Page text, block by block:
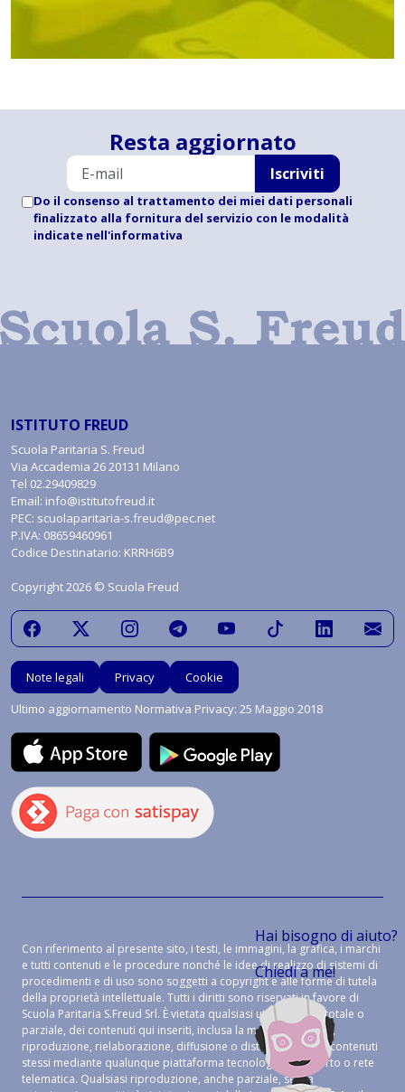
Hai bisogno di aiuto?
Chiedi a me!
Resta aggiornato
Iscriviti
Do il consenso al trattamento dei miei dati personali
finalizzato alla fornitura del servizio con le modalità
indicate nell'informativa
ISTITUTO FREUD
Scuola Paritaria S. Freud
Via Accademia 26 20131 Milano
Tel 02.29409829
Email: info@istitutofreud.it
PEC: scuolaparitaria-s.freud@pec.net
P.IVA: 08659460961
Codice Destinatario: KRRH6B9
Copyright 2026 © Scuola Freud
Note legali Privacy
Cookie
Ultimo aggiornamento Normativa Privacy: 25 Maggio 2018
Con riferimento al presente sito, i testi, le immagini, la grafica, i marchi
e tutti contenuti e le procedure nonché le idee di realizzo di sistemi di
procedimenti e di uso sono soggetti a copyright e alle forme di tutela
della proprietà intellettuale. Tutti i diritti sono riservati in favore di
Scuola Paritaria S.Freud Srl. È vietata qualsiasi utilizzazione, totale o
parziale, dei contenuti qui inseriti, inclusa la memorizzazione,
riproduzione, rielaborazione, diffusione o distribuzione dei contenuti
stessi mediante qualunque piattaforma tecnologica, supporto o rete
telematica. Qualsiasi riproduzione, anche parziale, senza